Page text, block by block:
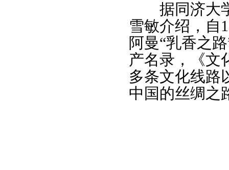
据同济大学
雪敏介绍，自
阿曼“乳香之
产名录，《文
多条文化线路
中国的丝绸之